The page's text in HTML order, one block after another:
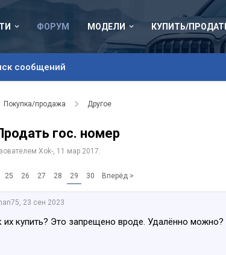
ФОРУМ
сообщений
МОДЕЛИ КУПИТЬ/
Покупка/продажа Другое
гос. номер
Xok-, 11 мар 2017.
25 26 27 28 29 30 Вперёд >
, 23 сен 2023
их купить? Это запрещено вроде. Удалённо